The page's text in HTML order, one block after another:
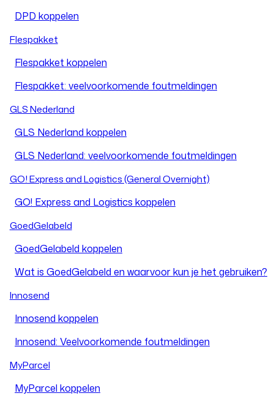
DPD koppelen
Flespakket
Flespakket koppelen
Flespakket: veelvoorkomende foutmeldingen
GLS Nederland
GLS Nederland koppelen
GLS Nederland: veelvoorkomende foutmeldingen
GO! Express and Logistics (General Overnight)
GO! Express and Logistics koppelen
GoedGelabeld
GoedGelabeld koppelen
Wat is GoedGelabeld en waarvoor kun je het gebruiken?
Innosend
Innosend koppelen
Innosend: Veelvoorkomende foutmeldingen
MyParcel
MyParcel koppelen